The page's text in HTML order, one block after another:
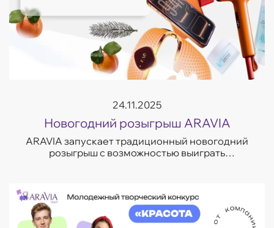
24.11.2025
Новогодний розыгрыш ARAVIA
ARAVIA запускает традиционный новогодний
розыгрыш с возможностью выиграть